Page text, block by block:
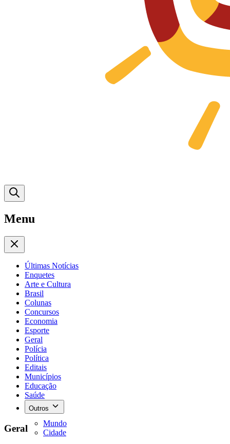
Menu
Últimas Notícias
Enquetes
Arte e Cultura
Brasil
Colunas
Concursos
Economia
Esporte
Geral
Polícia
Política
Editais
Municípios
Educação
Saúde
Outros
Mundo
Cidade
Geral